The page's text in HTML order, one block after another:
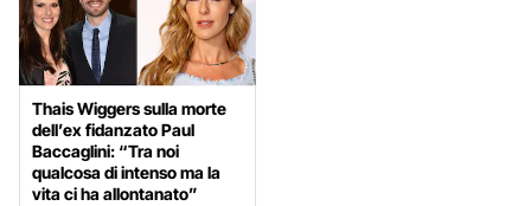
Thais Wiggers sulla morte
dell’ex fidanzato Paul
Baccaglini: “Tra noi
qualcosa di intenso ma la
vita ci ha allontanato”